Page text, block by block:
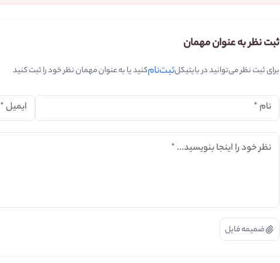
ثبت نظر به عنوان مهمان
برای ثبت نظر می‌توانید در بایتیکلثبت‌نامکنید یا به عنوان مهمان نظر خود را ثبت کنید
نام * ایمیل*
نظر خود را اینجا بنویسید... *
ضمیمه فایل